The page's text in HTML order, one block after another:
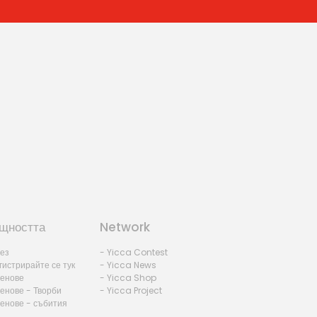
се тук
- Творби
- събития
Network
- Yicca Contest
- Yicca News
- Yicca Shop
- Yicca Project